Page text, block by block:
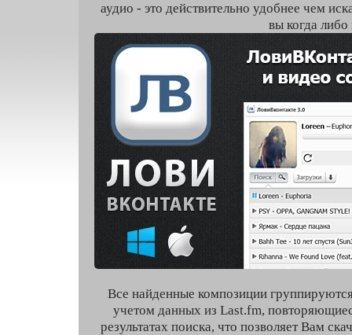
аудио - это действительно удобнее чем
вы когда либо
Все найденные композиции
учетом данных из Last.fm,
результатах поиска, что позволяет Вам